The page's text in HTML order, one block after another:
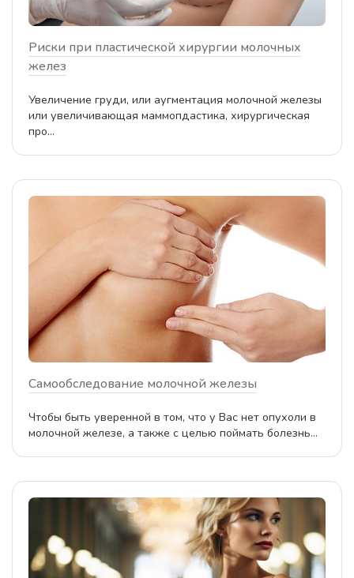
Риски при пластической хирургии молочных
желез
Увеличение груди, или аугментация молочной железы
или увеличивающая маммопдастика, хирургическая
про...
Самообследование молочной железы
Чтобы быть уверенной в том, что у Вас нет опухоли в
молочной железе, а также с целью поймать болезнь...